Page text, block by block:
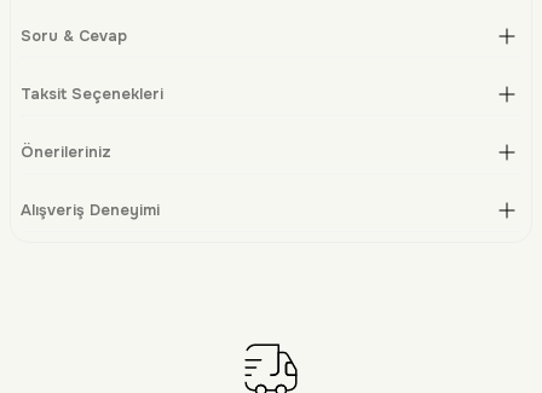
Soru & Cevap
Taksit Seçenekleri
Önerileriniz
Alışveriş Deneyimi